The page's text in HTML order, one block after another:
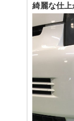
綺麗な仕上